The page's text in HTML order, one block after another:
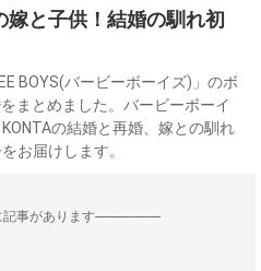
嫁と子供！結婚の馴れ初
BOYS(バービーボーイズ)」のボ
まとめました。バービーボーイ
の結婚と再婚、嫁との馴れ
お届けします。
事があります--------------------